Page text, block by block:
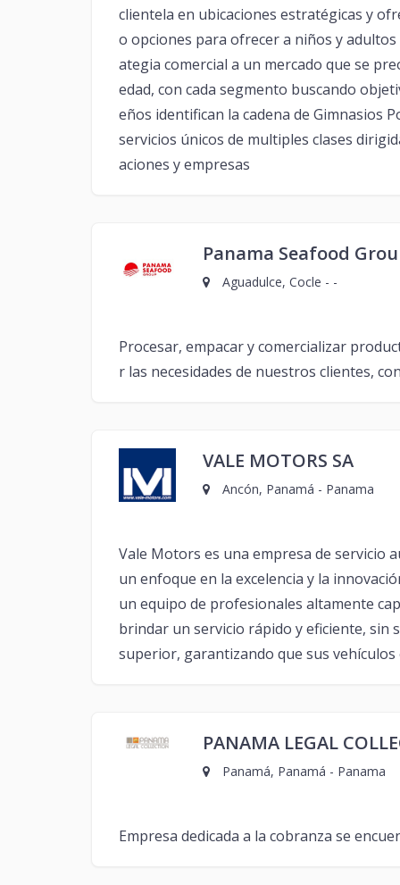
clientela en ubicaciones estratégicas y
o opciones para ofrecer a niños y
ategia comercial a un mercado que se
edad, con cada segmento buscando
eños identifican la cadena de Gimnasios
servicios únicos de multiples clases
aciones y empresas
Panama Seafood
Aguadulce, Cocle - -
Procesar, empacar y comercializar
r las necesidades de nuestros clientes,
VALE MOTORS SA
Ancón, Panamá - Panama
Vale Motors es una empresa de servicio
un enfoque en la excelencia y la
un equipo de profesionales altamente
brindar un servicio rápido y eficiente, sin
superior, garantizando que sus
PANAMA LEGAL
Panamá, Panamá - Panama
Empresa dedicada a la cobranza se